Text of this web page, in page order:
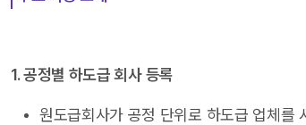
1. 공정별 하도급 회사 등록
원도급회사가 공정 단위로 하도급 업체를